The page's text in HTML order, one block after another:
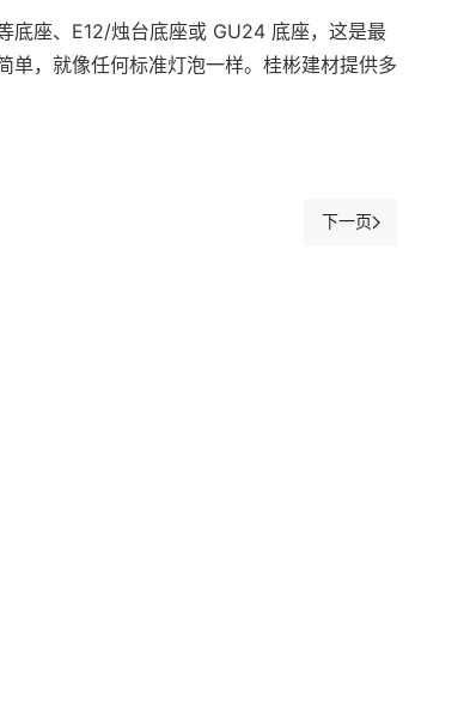
底座、E12/烛台底座或 GU24 底座，这是最
单，就像任何标准灯泡一样。桂彬建材提供多
下一页